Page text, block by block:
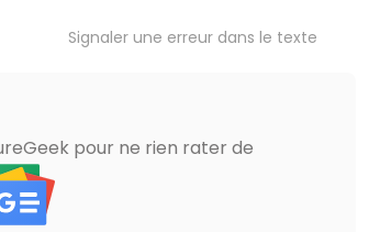
Signaler une erreur dans le texte
pour ne rien rater de